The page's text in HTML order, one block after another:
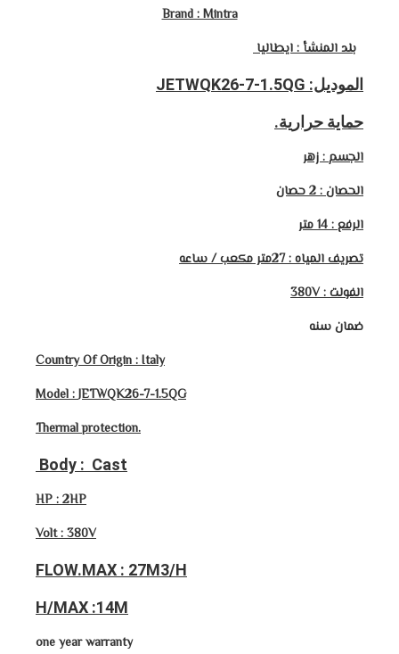
Brand : Mintra
بلد المنشأ : ايطاليا
الموديل: JETWQK26-7-1.5QG
حماية حرارية.
الجسم : زهر
الحصان : 2 حصان
الرفع : 14 متر
تصريف المياه : 27متر مكعب / ساعه
الفولت : 380V
ضمان سنه
Country Of Origin : Italy
Model :JETWQK26-7-1.5QG
Thermal protection.
Body : Cast
HP : 2HP
Volt : 380V
FLOW.MAX : 27M3/H
H/MAX :14M
one year warranty